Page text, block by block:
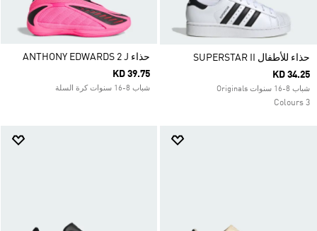
حذاء للأطفال SUPERSTAR II
KD 34.25
شباب 8-16 سنوات Originals
3 Colours
حذاء ANTHONY EDWARDS 2 J
KD 39.75
شباب 8-16 سنوات كرة السلة